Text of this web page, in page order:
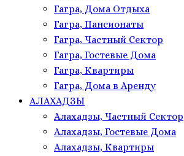
Гагра, Дома Отдыха
Гагра, Пансионаты
Гагра, Частный Сектор
Гагра, Гостевые Дома
Гагра, Квартиры
Гагра, Дома в Аренду
АЛАХАДЗЫ
Алахадзы, Частный Сектор
Алахадзы, Гостевые Дома
Алахадзы, Квартиры